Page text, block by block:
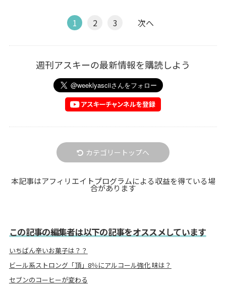
1 2 3 次へ
週刊アスキーの最新情報を購読しよう
カテゴリートップへ
本記事はアフィリエイトプログラムによる収益を得ている場
合があります
この記事の編集者は以下の記事をオススメしています
いちばん辛いお菓子は？？
ビール系ストロング「頂」8％にアルコール強化 味は？
セブンのコーヒーが変わる